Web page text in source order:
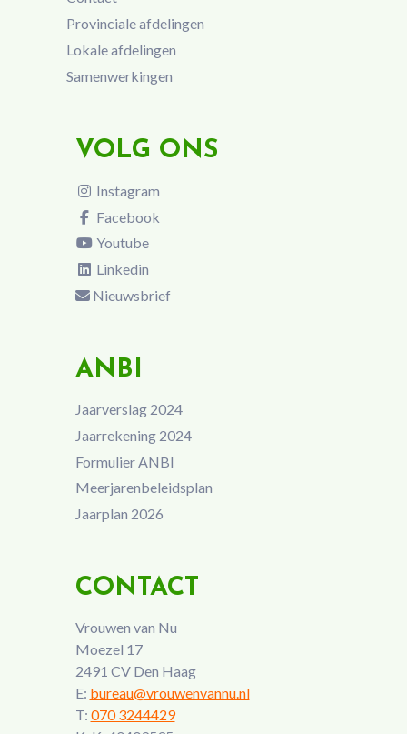
Provinciale afdelingen
Lokale afdelingen
Samenwerkingen
VOLG ONS
Instagram
Facebook
Youtube
Linkedin
Nieuwsbrief
ANBI
Jaarverslag 2024
Jaarrekening 2024
Formulier ANBI
Meerjarenbeleidsplan
Jaarplan 2026
CONTACT
Vrouwen van Nu
Moezel 17
2491 CV Den Haag
E: bureau@vrouwenvannu.nl
T: 070 3244429